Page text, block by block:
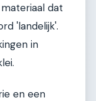
dat
'landelijk'.
in
en een